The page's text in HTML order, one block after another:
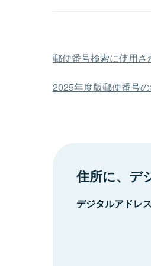
郵便番号検索に使用
2025年度版郵便番号
住所に、デ
デジタルアドレ